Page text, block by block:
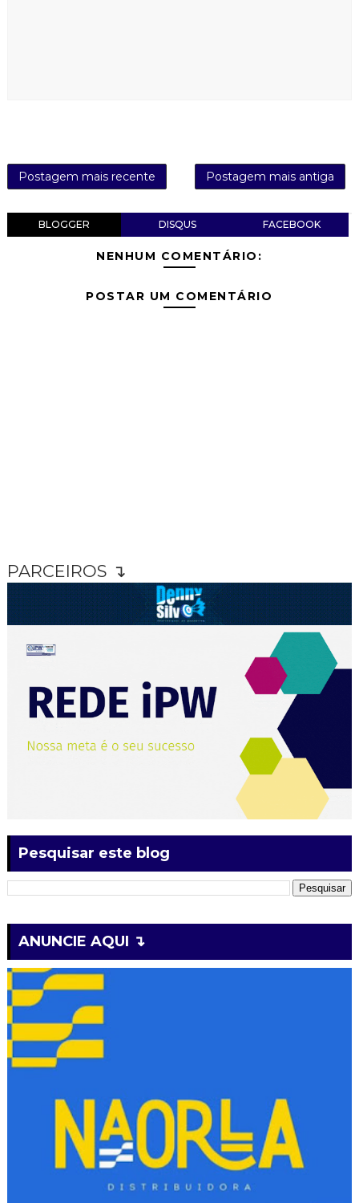
Postagem mais recente Postagem mais antiga
BLOGGER DISQUS FACEBOOK
NENHUM COMENTÁRIO:
POSTAR UM COMENTÁRIO
PARCEIROS ↴
Pesquisar este blog
ANUNCIE AQUI ↴